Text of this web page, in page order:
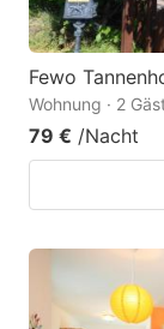
Fewo
Wohnung · 2
79 € /Nacht